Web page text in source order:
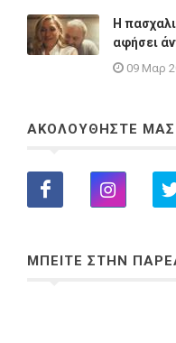
Η
αφήσει
09 Μαρ
ΑΚΟΛΟΥΘΗΣΤΕ ΜΑΣ
ΜΠΕΙΤΕ ΣΤΗΝ